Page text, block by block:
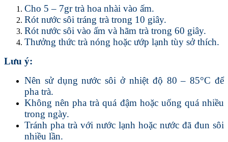
Cho 5 – 7gr trà hoa nhài vào ấm.
Rót nước sôi tráng trà trong 10 giây.
Rót nước sôi vào ấm và hãm trà trong 60 giây.
Thưởng thức trà nóng hoặc ướp lạnh tùy sở thích.
Lưu ý:
Nên sử dụng nước sôi ở nhiệt độ 80 – 85°C để
pha trà.
Không nên pha trà quá đậm hoặc uống quá nhiều
trong ngày.
Tránh pha trà với nước lạnh hoặc nước đã đun sôi
nhiều lần.